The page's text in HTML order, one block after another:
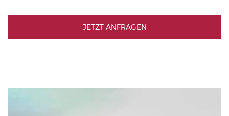
JETZT ANFRAGEN